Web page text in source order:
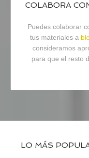
COLABORA
Puedes colaborar
tus materiales a
consideramos
para que el resto
LO MÁS